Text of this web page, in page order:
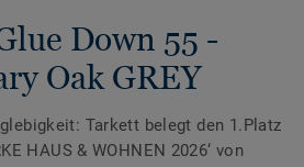
Down 55 -
Oak GREY
Tarkett belegt den 1.Platz
HAUS & WOHNEN 2026‘ von